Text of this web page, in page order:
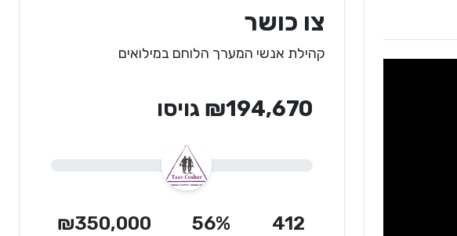
צו כושר
קהילת אנשי המערך הלוחם במילואים
₪194,670 גויסו
412
56%
₪350,000